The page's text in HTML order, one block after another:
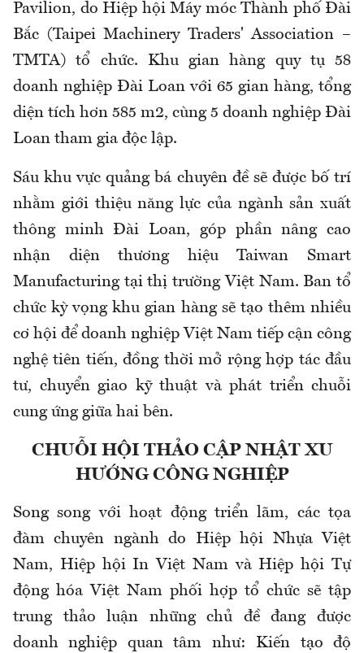
Pavilion, do Hiệp hội Máy móc Thành phố Đài
Bắc (Taipei Machinery Traders' Association –
TMTA) tổ chức. Khu gian hàng quy tụ 58
doanh nghiệp Đài Loan với 65 gian hàng, tổng
diện tích hơn 585 m2, cùng 5 doanh nghiệp Đài
Loan tham gia độc lập.
Sáu khu vực quảng bá chuyên đề sẽ được bố trí
nhằm giới thiệu năng lực của ngành sản xuất
thông minh Đài Loan, góp phần nâng cao
nhận diện thương hiệu Taiwan Smart
Manufacturing tại thị trường Việt Nam. Ban tổ
chức kỳ vọng khu gian hàng sẽ tạo thêm nhiều
cơ hội để doanh nghiệp Việt Nam tiếp cận công
nghệ tiên tiến, đồng thời mở rộng hợp tác đầu
tư, chuyển giao kỹ thuật và phát triển chuỗi
cung ứng giữa hai bên.
CHUỖI HỘI THẢO CẬP NHẬT XU
HƯỚNG CÔNG NGHIỆP
Song song với hoạt động triển lãm, các tọa
đàm chuyên ngành do Hiệp hội Nhựa Việt
Nam, Hiệp hội In Việt Nam và Hiệp hội Tự
động hóa Việt Nam phối hợp tổ chức sẽ tập
trung thảo luận những chủ đề đang được
doanh nghiệp quan tâm như: Kiến tạo độ